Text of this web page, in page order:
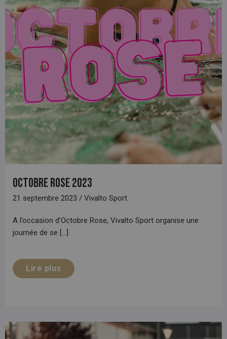
Octobre Rose 2023
21 septembre 2023 / Vivalto Sport
A l’occasion d’Octobre Rose, Vivalto Sport organise une
journée de se [...]
Lire plus